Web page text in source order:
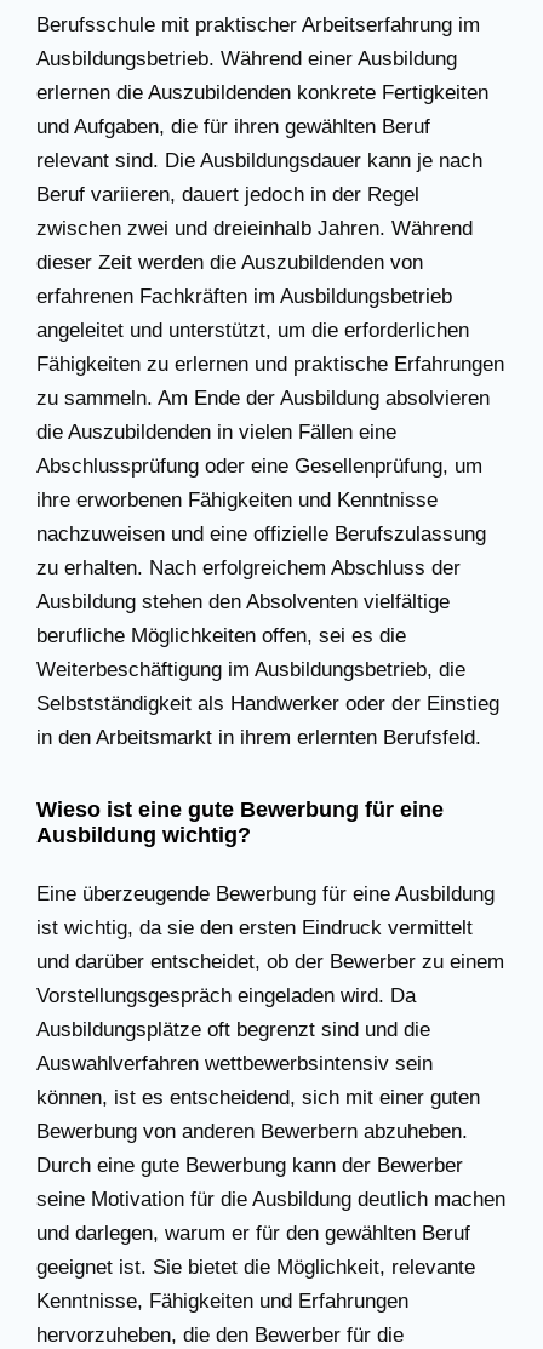
Berufsschule mit praktischer Arbeitserfahrung im
Ausbildungsbetrieb. Während einer Ausbildung
erlernen die Auszubildenden konkrete Fertigkeiten
und Aufgaben, die für ihren gewählten Beruf
relevant sind. Die Ausbildungsdauer kann je nach
Beruf variieren, dauert jedoch in der Regel
zwischen zwei und dreieinhalb Jahren. Während
dieser Zeit werden die Auszubildenden von
erfahrenen Fachkräften im Ausbildungsbetrieb
angeleitet und unterstützt, um die erforderlichen
Fähigkeiten zu erlernen und praktische Erfahrungen
zu sammeln. Am Ende der Ausbildung absolvieren
die Auszubildenden in vielen Fällen eine
Abschlussprüfung oder eine Gesellenprüfung, um
ihre erworbenen Fähigkeiten und Kenntnisse
nachzuweisen und eine offizielle Berufszulassung
zu erhalten. Nach erfolgreichem Abschluss der
Ausbildung stehen den Absolventen vielfältige
berufliche Möglichkeiten offen, sei es die
Weiterbeschäftigung im Ausbildungsbetrieb, die
Selbstständigkeit als Handwerker oder der Einstieg
in den Arbeitsmarkt in ihrem erlernten Berufsfeld.
Wieso ist eine gute Bewerbung für eine
Ausbildung wichtig?
Eine überzeugende Bewerbung für eine Ausbildung
ist wichtig, da sie den ersten Eindruck vermittelt
und darüber entscheidet, ob der Bewerber zu einem
Vorstellungsgespräch eingeladen wird. Da
Ausbildungsplätze oft begrenzt sind und die
Auswahlverfahren wettbewerbsintensiv sein
können, ist es entscheidend, sich mit einer guten
Bewerbung von anderen Bewerbern abzuheben.
Durch eine gute Bewerbung kann der Bewerber
seine Motivation für die Ausbildung deutlich machen
und darlegen, warum er für den gewählten Beruf
geeignet ist. Sie bietet die Möglichkeit, relevante
Kenntnisse, Fähigkeiten und Erfahrungen
hervorzuheben, die den Bewerber für die